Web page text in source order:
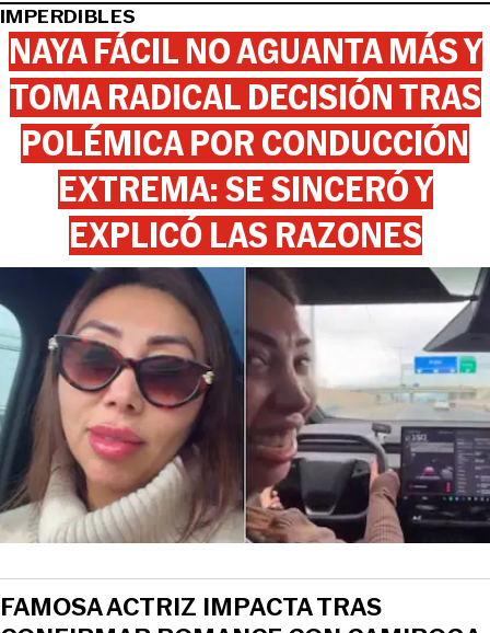
IMPERDIBLES
NAYA FÁCIL NO AGUANTA MÁS Y
TOMA RADICAL DECISIÓN TRAS
POLÉMICA POR CONDUCCIÓN
EXTREMA: SE SINCERÓ Y
EXPLICÓ LAS RAZONES
FAMOSA ACTRIZ IMPACTA TRAS